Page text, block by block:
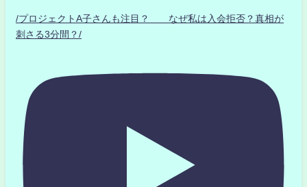
/プロジェクトA子さんも注目？ なぜ私は入会拒否？真相が
刺さる3分間？/